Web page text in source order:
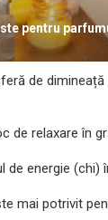
pentru
de dimineață
de relaxare în
de energie (chi)
mai potrivit